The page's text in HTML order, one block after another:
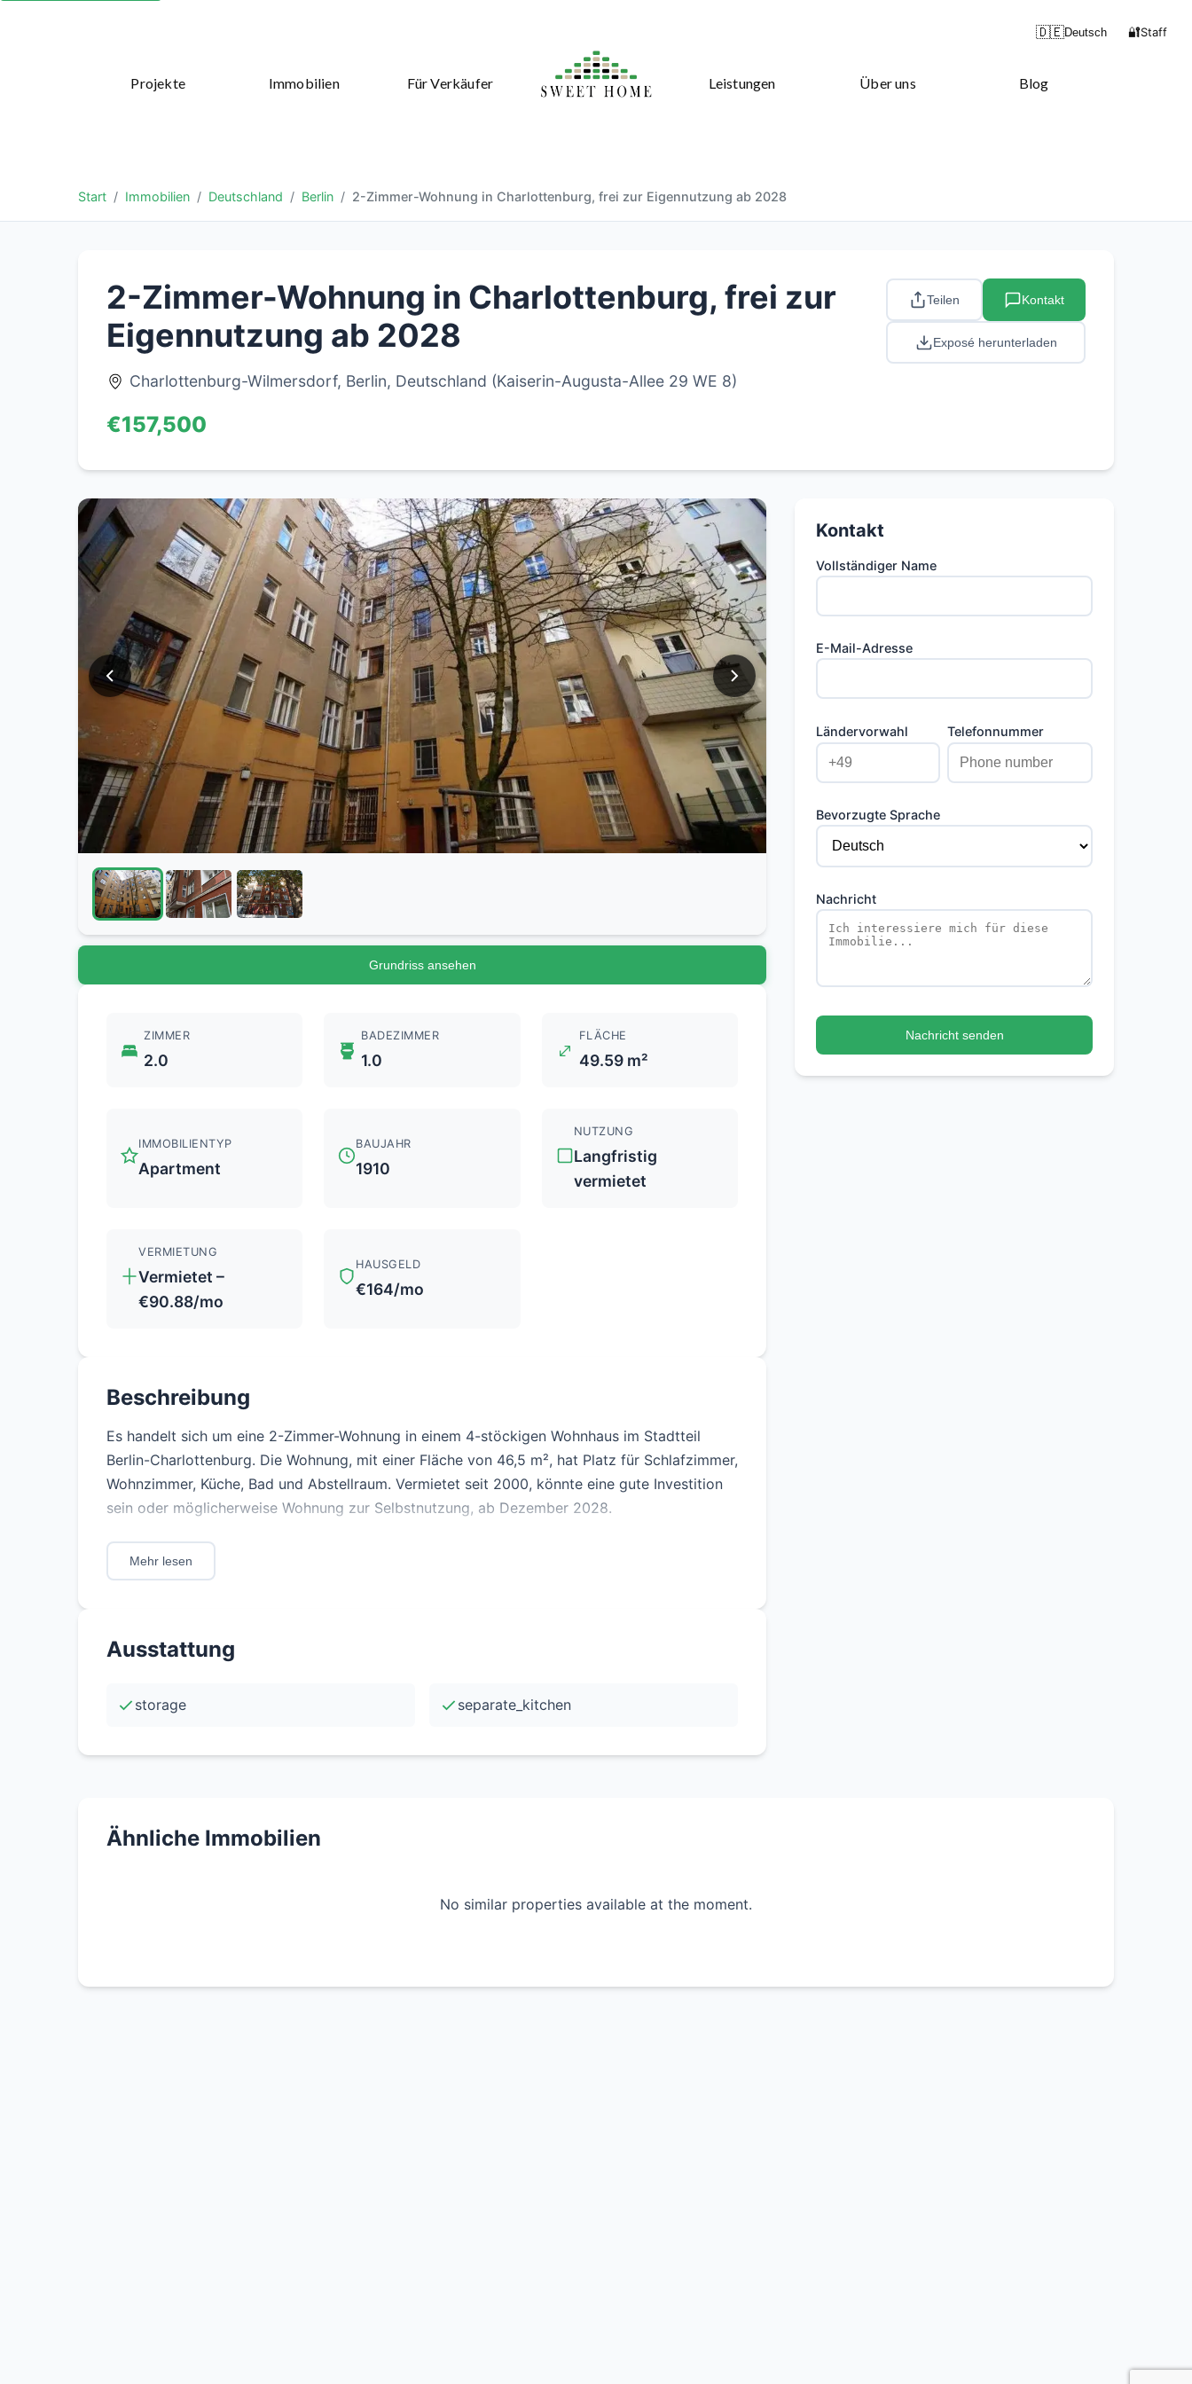
Projekte Immobilien Für Verkäufer Leistungen Über uns Blog
🇩🇪Deutsch 🔐Staff
Start Immobilien Deutschland Berlin 2-Zimmer-Wohnung in Charlottenburg, frei zur Eigennutzung ab 2028
2-Zimmer-Wohnung in Charlottenburg, frei zur
Eigennutzung ab 2028
Charlottenburg-Wilmersdorf, Berlin, Deutschland (Kaiserin-Augusta-Allee 29 WE 8)
€157,500
Teilen Kontakt
Exposé herunterladen
Grundriss ansehen
ZIMMER
2.0
BADEZIMMER
1.0
FLÄCHE
49.59 m²
IMMOBILIENTYP
Apartment
BAUJAHR
1910
NUTZUNG
Langfristig
vermietet
VERMIETUNG
Vermietet –
€90.88/mo
HAUSGELD
€164/mo
Beschreibung
Es handelt sich um eine 2-Zimmer-Wohnung in einem 4-stöckigen Wohnhaus im Stadtteil
Berlin-Charlottenburg. Die Wohnung, mit einer Fläche von 46,5 m², hat Platz für Schlafzimmer,
Wohnzimmer, Küche, Bad und Abstellraum. Vermietet seit 2000, könnte eine gute Investition
sein oder möglicherweise Wohnung zur Selbstnutzung, ab Dezember 2028.
+ Wohnfläche: ca. 46,59 m²
+ Sperrfrist: ca. 4 Jahre
Mehr lesen
Ausstattung
storage separate_kitchen
Kontakt
Vollständiger Name
E-Mail-Adresse
Ländervorwahl Telefonnummer
Bevorzugte Sprache
Nachricht
Nachricht senden
Ähnliche Immobilien
No similar properties available at the moment.